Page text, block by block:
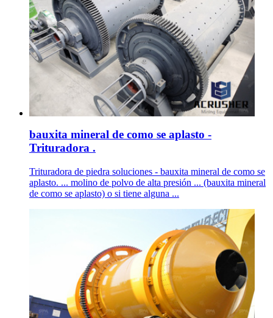
bauxita mineral de como se aplasto -
Trituradora .
Trituradora de piedra soluciones - bauxita mineral de como se
aplasto. ... molino de polvo de alta presión ... (bauxita mineral
de como se aplasto) o si tiene alguna ...